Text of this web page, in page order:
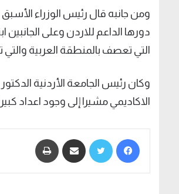
ومن جانبه قال رئيس الوزراء
دورها الداعم للاردن وعلى
التي تعصف بالمنطقة العربية والتي
وكان رئيس الجامعة الأردنية
الاكاديمي مشيرا إلى وجود اعداد